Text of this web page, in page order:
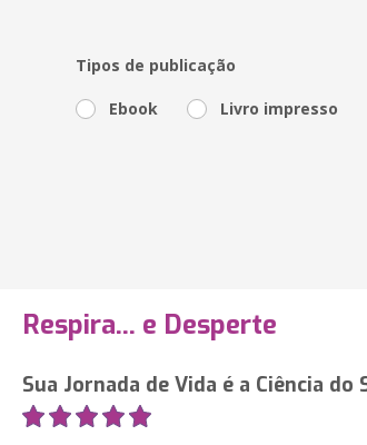
Tipos de publicação
Ebook Livro impresso
Respira... e Desperte
Sua Jornada de Vida é a Ciência do